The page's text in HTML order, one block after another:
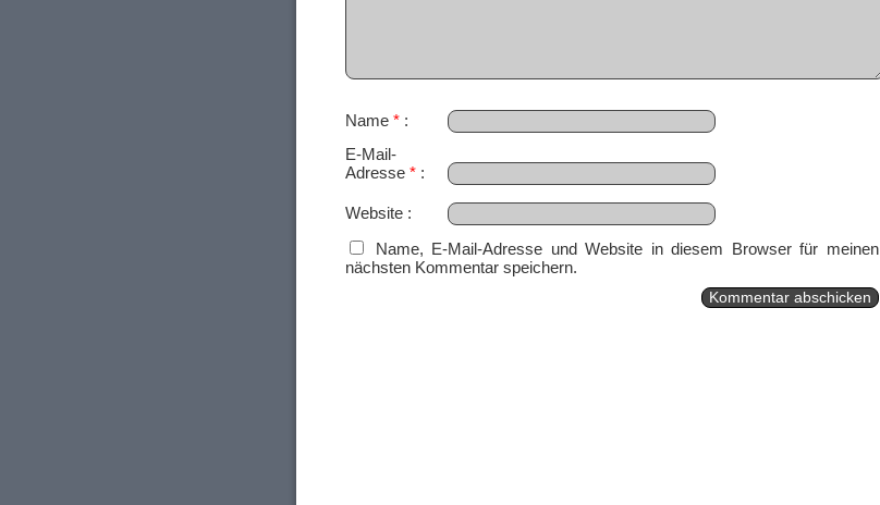
Name *
E-Mail-
Adresse *
Website
Name, E-Mail-Adresse und Website in diesem Browser für meinen
nächsten Kommentar speichern.